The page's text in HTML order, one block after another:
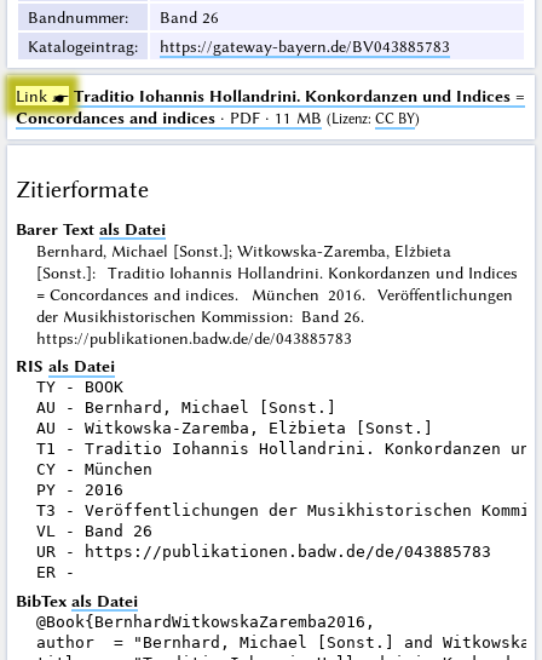
Bandnummer:
Band 26
Katalogeintrag: https://gateway-bayern.de/BV043885783
Link ☛ Traditio Iohannis Hollandrini. Konkordanzen und Indices =
Concordances and indices· PDF · 11 MB (Lizenz: CC BY)
Zitierformate
Barer Text als Datei
Bernhard, Michael [Sonst.]; Witkowska-Zaremba, Elżbieta
[Sonst.]: Traditio Iohannis Hollandrini. Konkordanzen und Indices
= Concordances and indices. München 2016. Veröffentlichungen
der Musikhistorischen Kommission: Band 26.
https://publikationen.badw.de/de/043885783
RIS als Datei
TY - BOOK
AU - Bernhard, Michael [Sonst.]
AU - Witkowska-Zaremba, Elżbieta [Sonst.]
T1 - Traditio Iohannis Hollandrini. Konkordanzen
CY - München
PY - 2016
T3 - Veröffentlichungen der Musikhistorischen
VL - Band 26
UR - https://publikationen.badw.de/de/043885783
BibTex als Datei
@Book{BernhardWitkowskaZaremba2016,
author  = "Bernhard, Michael [Sonst.] and